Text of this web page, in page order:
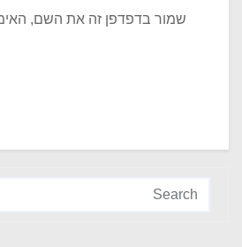
שמור בדפדפן זה את השם,